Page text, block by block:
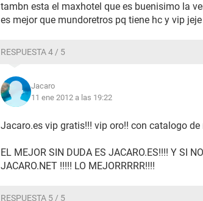
tambn esta el maxhotel que es buenisimo la
es mejor que mundoretros pq tiene hc y vip
RESPUESTA 4 / 5
Jacaro
11 ene 2012 a las 19:22
Jacaro.es vip gratis!!! vip oro!! con catalogo de
EL MEJOR SIN DUDA ES JACARO.ES!!!! Y SI
JACARO.NET !!!!! LO MEJORRRRR!!!!
RESPUESTA 5 / 5